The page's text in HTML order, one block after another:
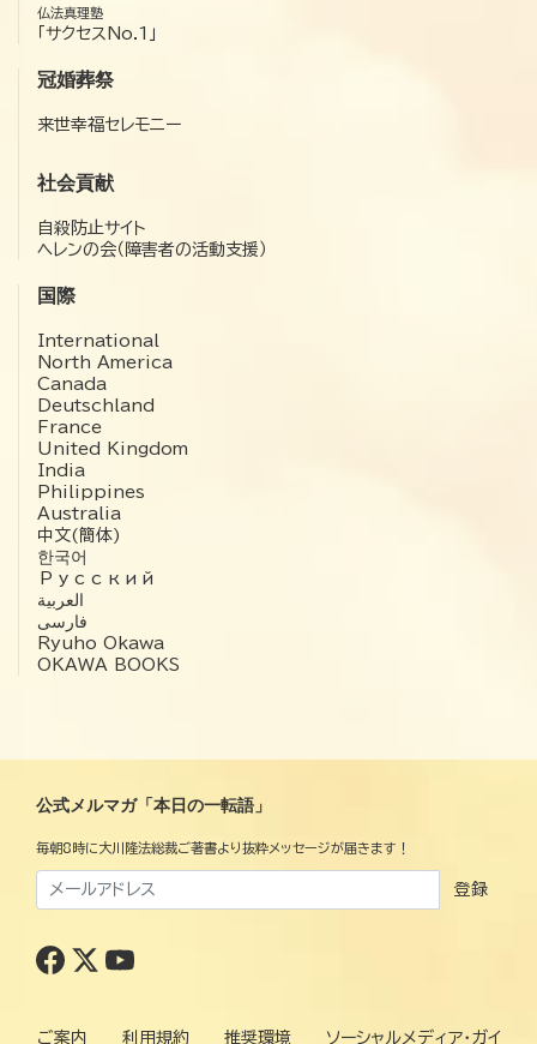
仏法真理塾
「サクセスNo.1」
冠婚葬祭
来世幸福セレモニー
社会貢献
自殺防止サイト
ヘレンの会（障害者の活動支援）
国際
International
North America
Canada
Deutschland
France
United Kingdom
India
Philippines
Australia
中文(簡体)
한국어
Русский
العربية‏
فارسی
Ryuho Okawa
OKAWA BOOKS
公式メルマガ「本日の一転語」
毎朝8時に大川隆法総裁ご著書より抜粋メッセージが届きます！
登録
ご案内 利用規約 推奨環境 ソーシャルメディア・ガイ